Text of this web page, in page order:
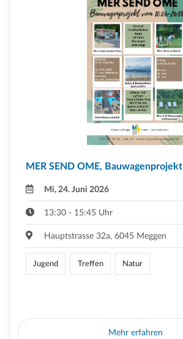
MER SEND OME, Bauwagenprojekt
Mi, 24. Juni 2026
13:30 - 15:45 Uhr
Hauptstrasse 32a, 6045 Meggen
Jugend Treffen Natur
Mehr erfahren